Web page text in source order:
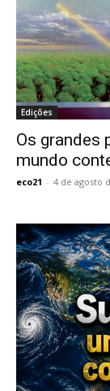
Edições
Os grandes
mundo
eco21 - 4 de agosto